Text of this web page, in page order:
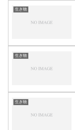
生き物
生き物
生き物